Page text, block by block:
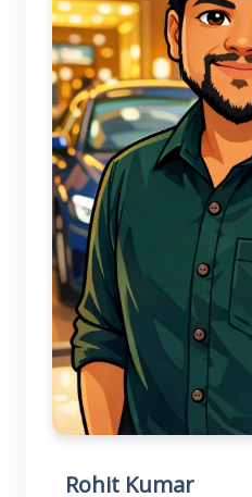
Rohit Kumar